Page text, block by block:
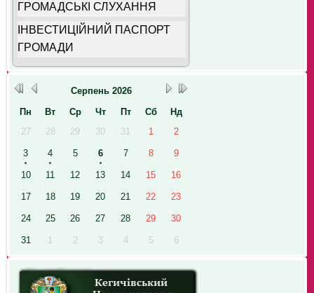
ГРОМАДСЬКІ СЛУХАННЯ
ІНВЕСТИЦІЙНИЙ ПАСПОРТ
ГРОМАДИ
Серпень 2026
Пн
Вт Ср Чт Пт Сб
Нд
27
28 29 30 31 1 2
3 4 5 6 7 8 9
10 11 12 13 14 15 16
17 18 19 20 21 22 23
24 25 26 27 28 29 30
31 1 2 3 4 5 6